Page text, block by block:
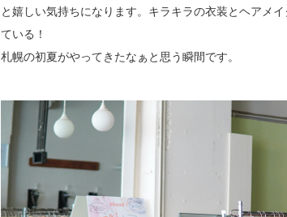
と嬉しい気持ちになります。キラキラの衣装とヘアメ
ている！
札幌の初夏がやってきたなぁと思う瞬間です。